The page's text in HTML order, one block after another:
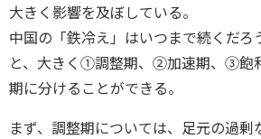
大きく影響を及ぼしている。
中国の「鉄冷え」はいつまで続くだろ
と、大きく①調整期、②加速期、③飽
期に分けることができる。
まず、調整期については、足元の過剰